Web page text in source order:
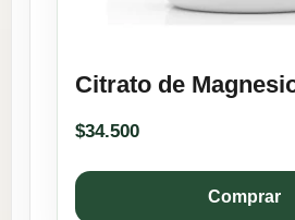
Citrato de
$34.500
Comprar